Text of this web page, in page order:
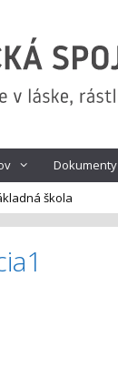
Dokumenty
škola